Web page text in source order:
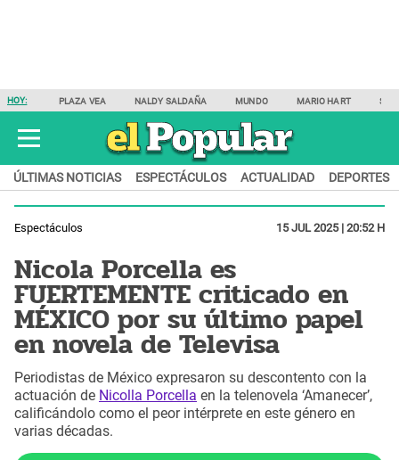
HOY: PLAZA VEA NALDY SALDAÑA MUNDO MARIO HART
ÚLTIMAS NOTICIAS ESPECTÁCULOS ACTUALIDAD DEPORTES
Espectáculos 15 JUL 2025 | 20:52 H
Nicola Porcella es
FUERTEMENTE criticado en
MÉXICO por su último papel
en novela de Televisa
Periodistas de México expresaron su descontento con la
actuación de Nicolla Porcella en la telenovela ‘Amanecer’,
calificándolo como el peor intérprete en este género en
varias décadas.